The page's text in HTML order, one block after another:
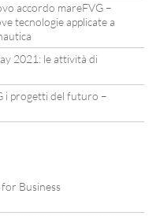
accordo mareFVG –
tecnologie applicate a
2021: le attività di
i progetti del futuro –
Business